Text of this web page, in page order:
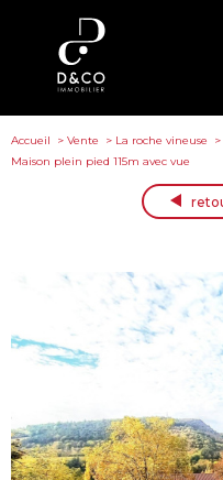
Accueil Vente La roche vineuse
Maison plein pied 115m avec vue